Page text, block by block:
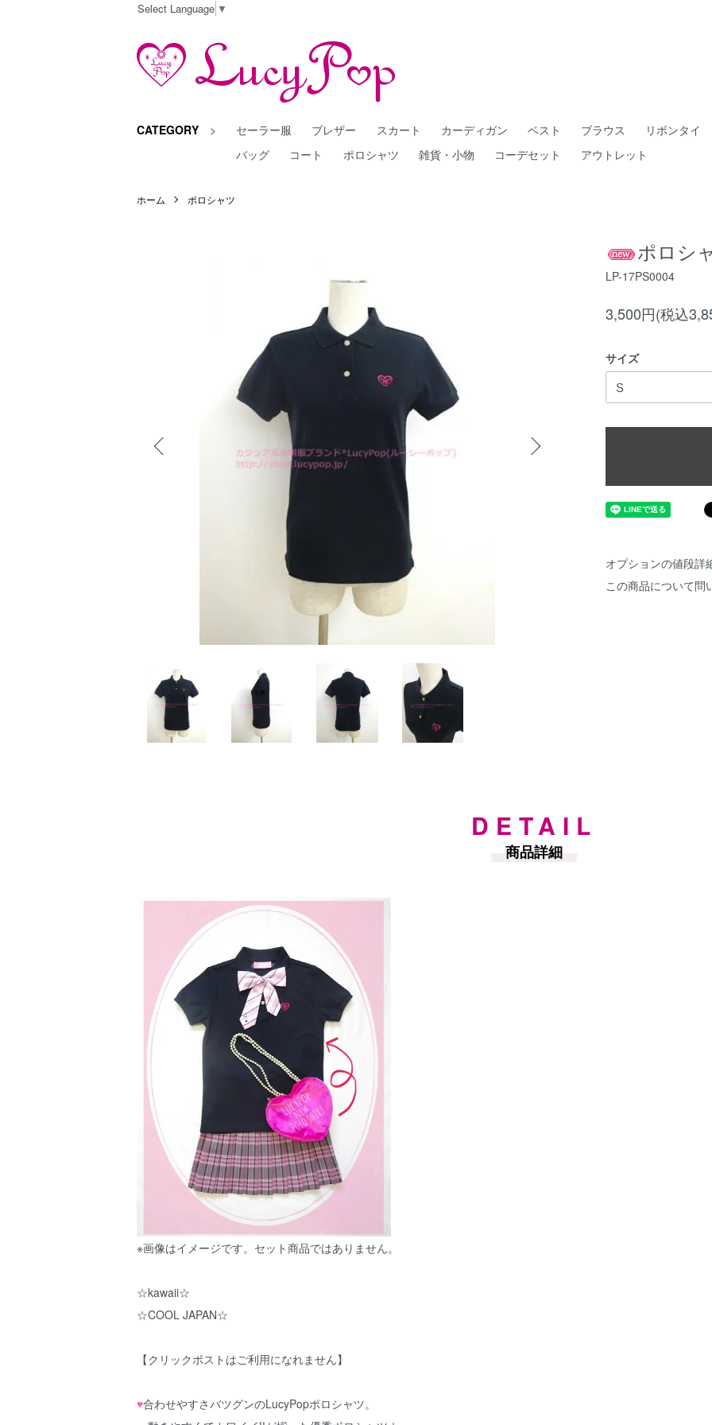
Select Language ▼
CATEGORY > セーラー服 ブレザー スカート カーディガン ベスト ブラウス
リボンタイ
バッグ
コート ポロシャツ 雑貨・小物 コーデセット アウトレット
ホーム ポロシャツ
ポロシ
LP-17PS0004
3,500円(税込
サイズ
オプションの値段詳
この商品について問
DETAIL
商品詳細
※画像はイメージです。セット商品ではありません。
☆kawaii☆
☆COOL JAPAN☆
【クリックポストはご利用になれません】
♥合わせやすさバツグンのLucyPopポロシャツ。